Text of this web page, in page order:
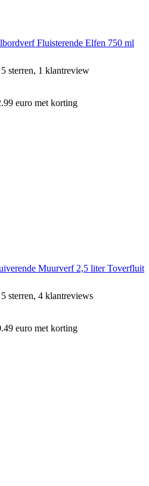
Fluisterende Elfen 750 ml
sterren, 1 klantreview
euro met korting
Muurverf 2,5 liter Toverfluit
sterren, 4 klantreviews
euro met korting